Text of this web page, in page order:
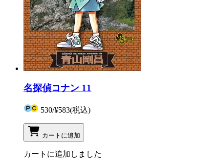
名探偵コナン 11
530/¥583(税込)
カートに追加
カートに追加しました